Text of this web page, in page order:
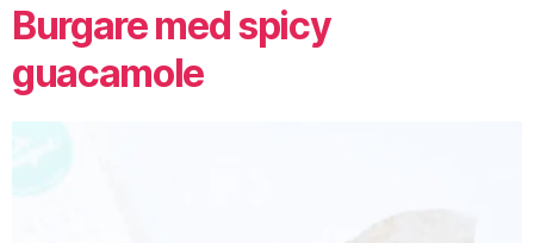
Burgare med spicy
guacamole